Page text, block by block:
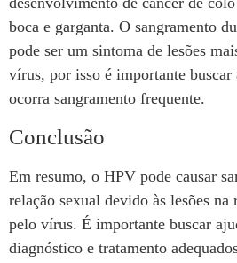
boca e garganta. O sangramento
pode ser um sintoma de lesões
vírus, por isso é importante buscar
ocorra sangramento frequente.
Conclusão
Em resumo, o HPV pode causar
relação sexual devido às lesões na
pelo vírus. É importante buscar
diagnóstico e tratamento